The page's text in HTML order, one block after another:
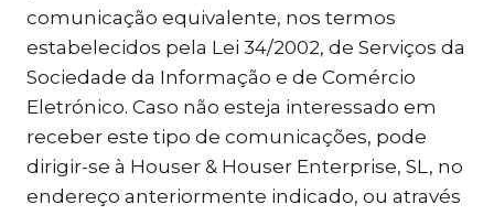
comunicação equivalente, nos termos
estabelecidos pela Lei 34/2002, de Serviços da
Sociedade da Informação e de Comércio
Eletrónico. Caso não esteja interessado em
receber este tipo de comunicações, pode
dirigir-se à Houser & Houser Enterprise, SL, no
endereço anteriormente indicado, ou através